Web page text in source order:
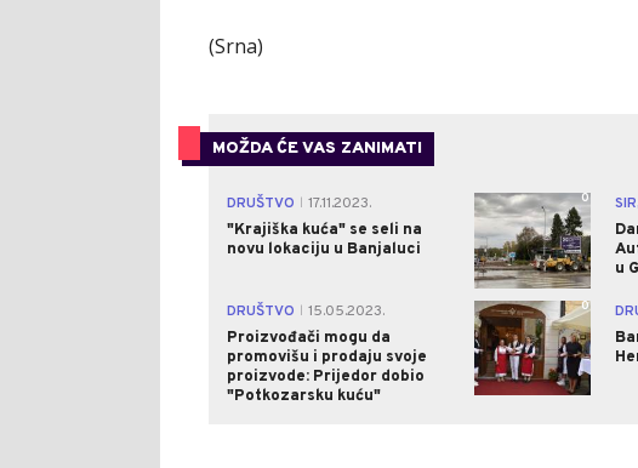
(Srna)
MOŽDA ĆE VAS ZANIMATI
DRUŠTVO
17.11.2023.
"Krajiška kuća" se seli na
novu lokaciju u Banjaluci
0
u
DRUŠTVO
15.05.2023.
Proizvođači mogu da
promovišu i prodaju svoje
proizvode: Prijedor dobio
"Potkozarsku kuću"
0